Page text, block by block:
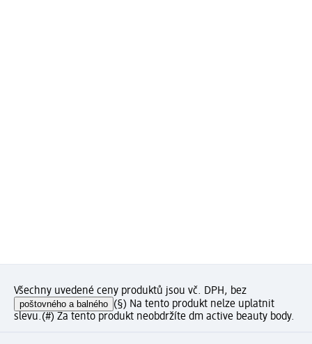
Všechny uvedené ceny produktů jsou vč. DPH, bez
poštovného a balného (§) Na tento produkt nelze uplatnit
slevu.(#) Za tento produkt neobdržíte dm active beauty body.